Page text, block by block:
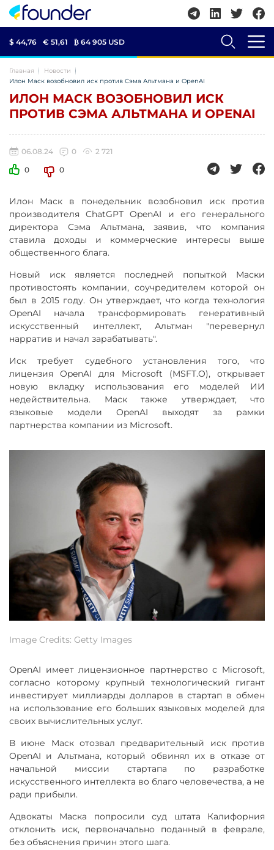
$ 44,76 € 51,61 ₿ 64 905 USD
Главная
Новости
Илон Маск возобновил иск против Сэма Альтмана и OpenAI
ИЛОН МАСК ВОЗОБНОВИЛ ИСК
ПРОТИВ СЭМА АЛЬТМАНА И OPENAI
06.08.24 0
2 721
0
0
Илон Маск в понедельник возобновил иск против
производителя ChatGPT OpenAI и его генерального
директора Сэма Альтмана, заявив, что компания
ставила доходы и коммерческие интересы выше
общественного блага.
Новый иск является последней попыткой Маски
противостоять компании, соучредителем которой он
был в 2015 году. Он утверждает, что когда технология
OpenAI начала трансформировать генеративный
искусственный интеллект, Альтман "перевернул
нарратив и начал зарабатывать".
Иск требует судебного установления того, что
лицензия OpenAI для Microsoft (MSFT.O), открывает
новую вкладку использования его моделей ИИ
недействительна. Маск также утверждает, что
языковые модели OpenAI выходят за рамки
партнерства компании из Microsoft.
Image Credits: Getty Images
OpenAI имеет лицензионное партнерство с Microsoft,
согласно которому крупный технологический гигант
инвестирует миллиарды долларов в стартап в обмен
на использование его больших языковых моделей для
своих вычислительных услуг.
В июне Маск отозвал предварительный иск против
OpenAI и Альтмана, который обвинял их в отказе от
начальной миссии стартапа по разработке
искусственного интеллекта во благо человечества, а не
ради прибыли.
Адвокаты Маска попросили суд штата Калифорния
отклонить иск, первоначально поданный в феврале,
без объяснения причин этого шага.